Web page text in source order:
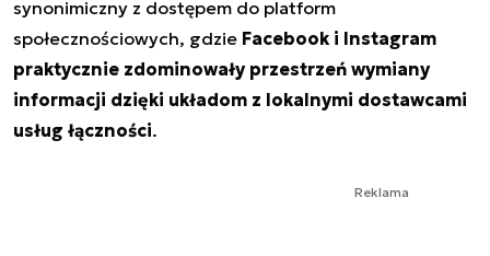
synonimiczny z dostępem do platform
społecznościowych, gdzie Facebook i Instagram
praktycznie zdominowały przestrzeń wymiany
informacji dzięki układom z lokalnymi dostawcami
usług łączności.
Reklama